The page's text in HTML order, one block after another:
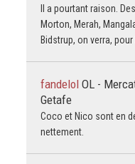
Il a pourtant raison.
Morton, Merah,
Bidstrup, on verra,
fandelol OL -
Getafe
Coco et Nico sont en
nettement.